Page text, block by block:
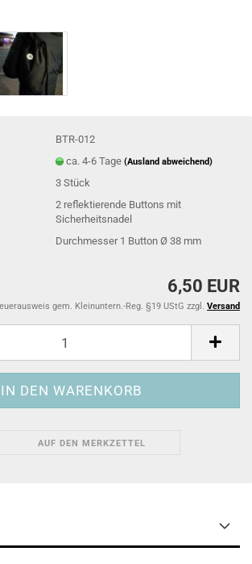
BTR-012
ca. 4-6 Tage(Ausland abweichend)
3Stück
2 reflektierende Buttons mit
Sicherheitsnadel
Durchmesser 1 Button Ø 38 mm
6,50 EUR
gem. Kleinuntern.-Reg. §19 UStG zzgl. Versand
AUF DEN MERKZETTEL